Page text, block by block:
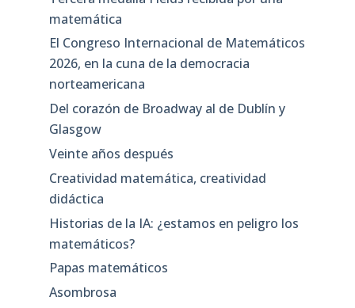
matemática
El Congreso Internacional de Matemáticos
2026, en la cuna de la democracia
norteamericana
Del corazón de Broadway al de Dublín y
Glasgow
Veinte años después
Creatividad matemática, creatividad
didáctica
Historias de la IA: ¿estamos en peligro los
matemáticos?
Papas matemáticos
Asombrosa